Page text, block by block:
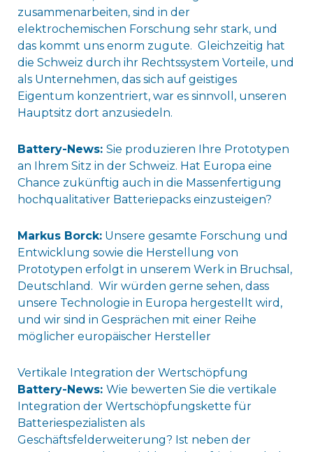
zusammenarbeiten, sind in der
elektrochemischen Forschung sehr stark, und
das kommt uns enorm zugute. Gleichzeitig hat
die Schweiz durch ihr Rechtssystem Vorteile, und
als Unternehmen, das sich auf geistiges
Eigentum konzentriert, war es sinnvoll, unseren
Hauptsitz dort anzusiedeln.
Battery-News: Sie produzieren Ihre Prototypen
an Ihrem Sitz in der Schweiz. Hat Europa eine
Chance zukünftig auch in die Massenfertigung
hochqualitativer Batteriepacks einzusteigen?
Markus Borck:Unsere gesamte Forschung und
Entwicklung sowie die Herstellung von
Prototypen erfolgt in unserem Werk in Bruchsal,
Deutschland. Wir würden gerne sehen, dass
unsere Technologie in Europa hergestellt wird,
und wir sind in Gesprächen mit einer Reihe
möglicher europäischer Hersteller
Vertikale Integration der Wertschöpfung
Battery-News: Wie bewerten Sie die vertikale
Integration der Wertschöpfungskette für
Batteriespezialisten als
Geschäftsfelderweiterung? Ist neben der